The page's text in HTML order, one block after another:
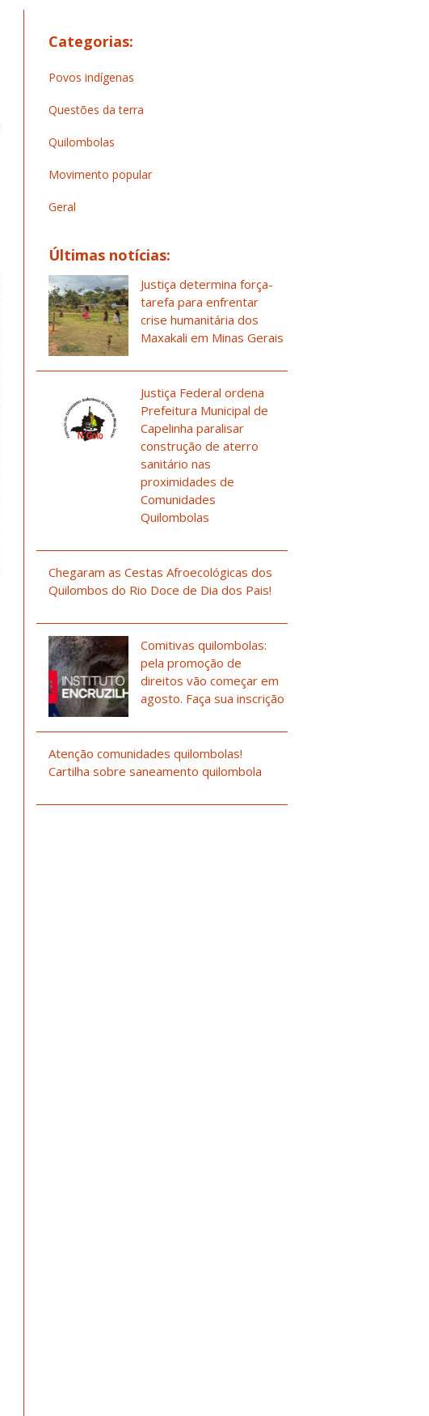
Categorias:
Povos indígenas
Questões da terra
Quilombolas
Movimento popular
Geral
Últimas notícias:
Justiça determina força-
tarefa para enfrentar
crise humanitária dos
Maxakali em Minas Gerais
Justiça Federal ordena
Prefeitura Municipal de
Capelinha paralisar
construção de aterro
sanitário nas
proximidades de
Comunidades
Quilombolas
Chegaram as Cestas Afroecológicas dos
Quilombos do Rio Doce de Dia dos Pais!
Comitivas quilombolas:
pela promoção de
direitos vão começar em
agosto. Faça sua inscrição
Atenção comunidades quilombolas!
Cartilha sobre saneamento quilombola